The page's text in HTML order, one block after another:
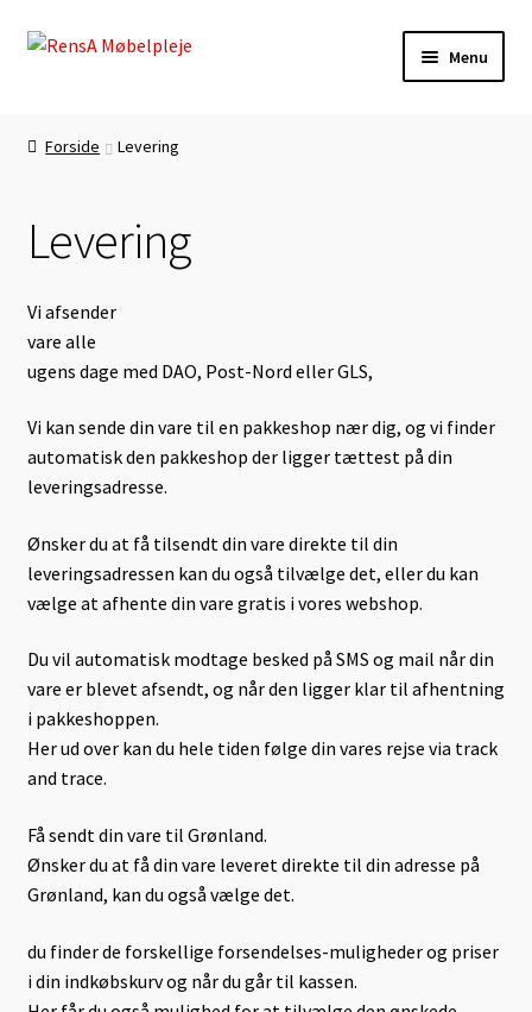
Spring
Spring
Menu
Betingelser
Daglig Pasning
Kasse
Kontakt
Lædermøbel-Farvning
Levering
Lugt-Bekæmpelse
Min Konto
Om læder
Persondata
Taske-Farvning
Forside Levering
Levering
Vi afsender
vare alle
ugens dage med DAO, Post-Nord eller GLS,
Vi kan sende din vare til en pakkeshop nær dig, og vi finder
automatisk den pakkeshop der ligger tættest på din
leveringsadresse.
Ønsker du at få tilsendt din vare direkte til din
leveringsadressen kan du også tilvælge det, eller du kan
vælge at afhente din vare gratis i vores webshop.
Du vil automatisk modtage besked på SMS og mail når din
vare er blevet afsendt, og når den ligger klar til afhentning
i pakkeshoppen.
Her ud over kan du hele tiden følge din vares rejse via track
and trace.
Få sendt din vare til Grønland.
Ønsker du at få din vare leveret direkte til din adresse på
Grønland, kan du også vælge det.
du finder de forskellige forsendelses-muligheder og priser
i din indkøbskurv og når du går til kassen.